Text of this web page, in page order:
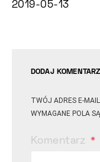
2019-05-13
DODAJ KOMENTARZ
TWÓJ ADRES E-
WYMAGANE POLA
Komentarz